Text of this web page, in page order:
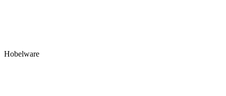
Hobelware